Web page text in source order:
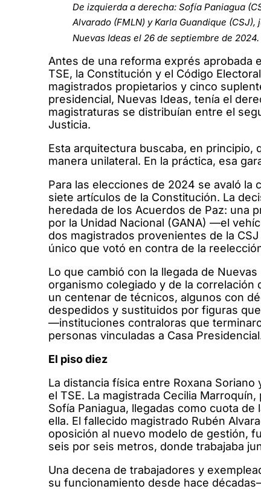
De izquierda a derecha: Sofía Paniagua
Alvarado (FMLN) y Karla Guandique
Nuevas Ideas el 26 de septiembre de
Antes de una reforma exprés aprobada
TSE, la Constitución y el Código
magistrados propietarios y cinco
presidencial, Nuevas Ideas, tenía el
magistraturas se distribuían entre el
Justicia.
Esta arquitectura buscaba, en
manera unilateral. En la práctica, esa
Para las elecciones de 2024 se avaló la
siete artículos de la Constitución. La
heredada de los Acuerdos de Paz: una
por la Unidad Nacional (GANA) —el
dos magistrados provenientes de la
único que votó en contra de la
Lo que cambió con la llegada de
organismo colegiado y de la
un centenar de técnicos, algunos con
despedidos y sustituidos por figuras
—instituciones contraloras que
personas vinculadas a Casa
El piso diez
La distancia física entre Roxana
el TSE. La magistrada Cecilia
Sofía Paniagua, llegadas como cuota
ella. El fallecido magistrado Rubén
oposición al nuevo modelo de gestión,
seis por seis metros, donde trabajaba
Una decena de trabajadores y
su funcionamiento desde hace